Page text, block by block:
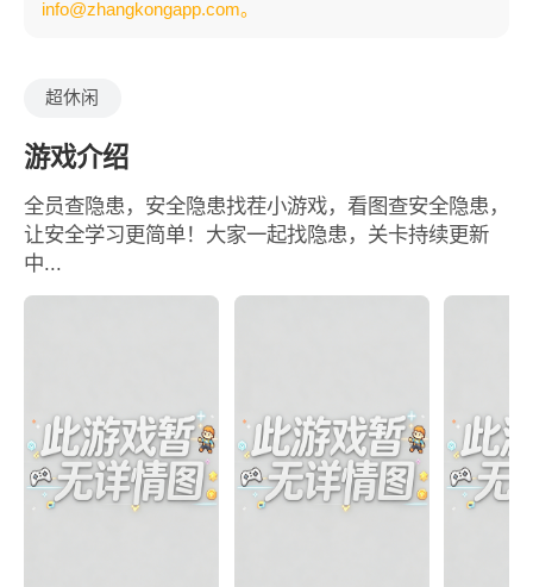
info@zhangkongapp.com。
超休闲
游戏介绍
全员查隐患，安全隐患找茬小游戏，看图查安全隐患，
让安全学习更简单！大家一起找隐患，关卡持续更新
中...